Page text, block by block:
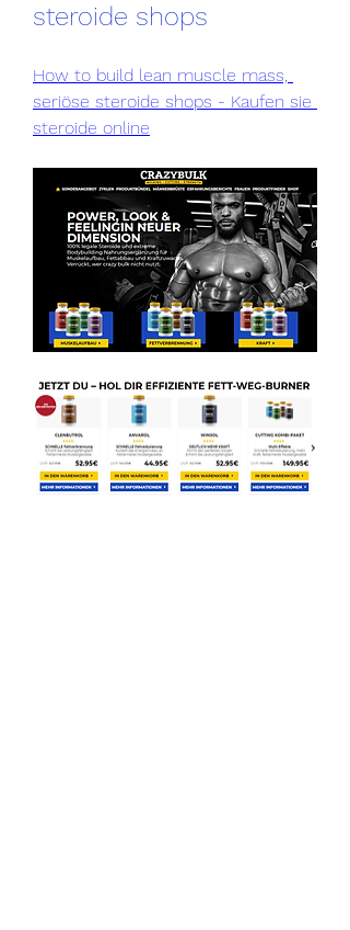
steroide shops
How to build lean muscle mass,
seriöse steroide shops - Kaufen sie
steroide online